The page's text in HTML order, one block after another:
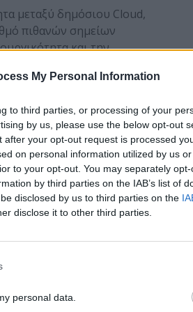
My Personal Information
to third parties, or processing of your
by us, please use the below opt-out
your opt-out request is processed
on personal information utilized by us
to your opt-out. You may separately
by third parties on the IAB’s list of
disclosed by us to third parties on the
disclose it to other third parties.
personal data.
μεταξύ δημόσιου Cloud,
πιθανών σημείων
και την
ή έλεγχο
επιθέσεις.
και η ενοποιημένη
Οι διαφορές
παρακολούθησης
έγκαιρης ανίχνευσης
δεδομένων, όπως το
όταν τα δεδομένα
παρόχων. Η έλλειψη
των δεδομένων
με σοβαρές νομικές και